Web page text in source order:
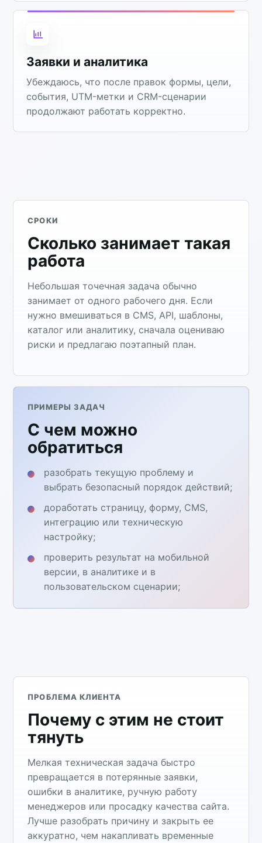
Заявки и аналитика
Убеждаюсь, что после правок формы, цели,
события, UTM-метки и CRM-сценарии
продолжают работать корректно.
СРОКИ
Сколько занимает такая
работа
Небольшая точечная задача обычно
занимает от одного рабочего дня. Если
нужно вмешиваться в CMS, API, шаблоны,
каталог или аналитику, сначала оцениваю
риски и предлагаю поэтапный план.
ПРИМЕРЫ ЗАДАЧ
С чем можно
обратиться
разобрать текущую проблему и
выбрать безопасный порядок действий;
доработать страницу, форму, CMS,
интеграцию или техническую
настройку;
проверить результат на мобильной
версии, в аналитике и в
пользовательском сценарии;
ПРОБЛЕМА КЛИЕНТА
Почему с этим не стоит
тянуть
Мелкая техническая задача быстро
превращается в потерянные заявки,
ошибки в аналитике, ручную работу
менеджеров или просадку качества сайта.
Лучше разобрать причину и закрыть ее
аккуратно, чем накапливать временные